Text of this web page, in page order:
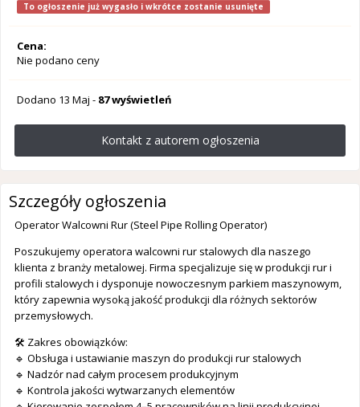
To ogłoszenie już wygasło i wkrótce zostanie usunięte
Cena:
Nie podano ceny
Dodano 13 Maj - 87 wyświetleń
Kontakt z autorem ogłoszenia
Szczegóły ogłoszenia
Operator Walcowni Rur (Steel Pipe Rolling Operator)
Poszukujemy operatora walcowni rur stalowych dla naszego
klienta z branży metalowej. Firma specjalizuje się w produkcji rur i
profili stalowych i dysponuje nowoczesnym parkiem maszynowym,
który zapewnia wysoką jakość produkcji dla różnych sektorów
przemysłowych.
🛠 Zakres obowiązków:
🔹 Obsługa i ustawianie maszyn do produkcji rur stalowych
🔹 Nadzór nad całym procesem produkcyjnym
🔹 Kontrola jakości wytwarzanych elementów